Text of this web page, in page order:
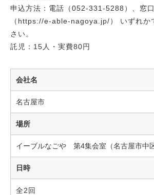
申込方法：電話（052-331-5288）、窓
（https://e-able-nagoya.jp/） いずれか
さい。
託児：15人・実費80円
会社名
名古屋市
場所
イーブルなごや 第4集会室（名古屋市中
日時
全2回